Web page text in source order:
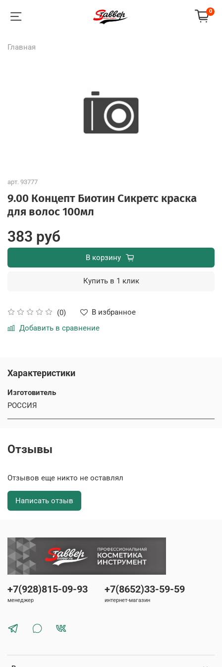
0
Главная
арт. 93777
9.00 Концепт Биотин Сикретс краска
для волос 100мл
(0)
В избранное
Добавить в сравнение
383 руб
В корзину
Купить в 1 клик
Характеристики
Изготовитель
РОССИЯ
Отзывы
Отзывов еще никто не оставлял
Написать отзыв
+7(928)815-09-93
менеджер
+7(8652)33-59-59
интернет-магазин